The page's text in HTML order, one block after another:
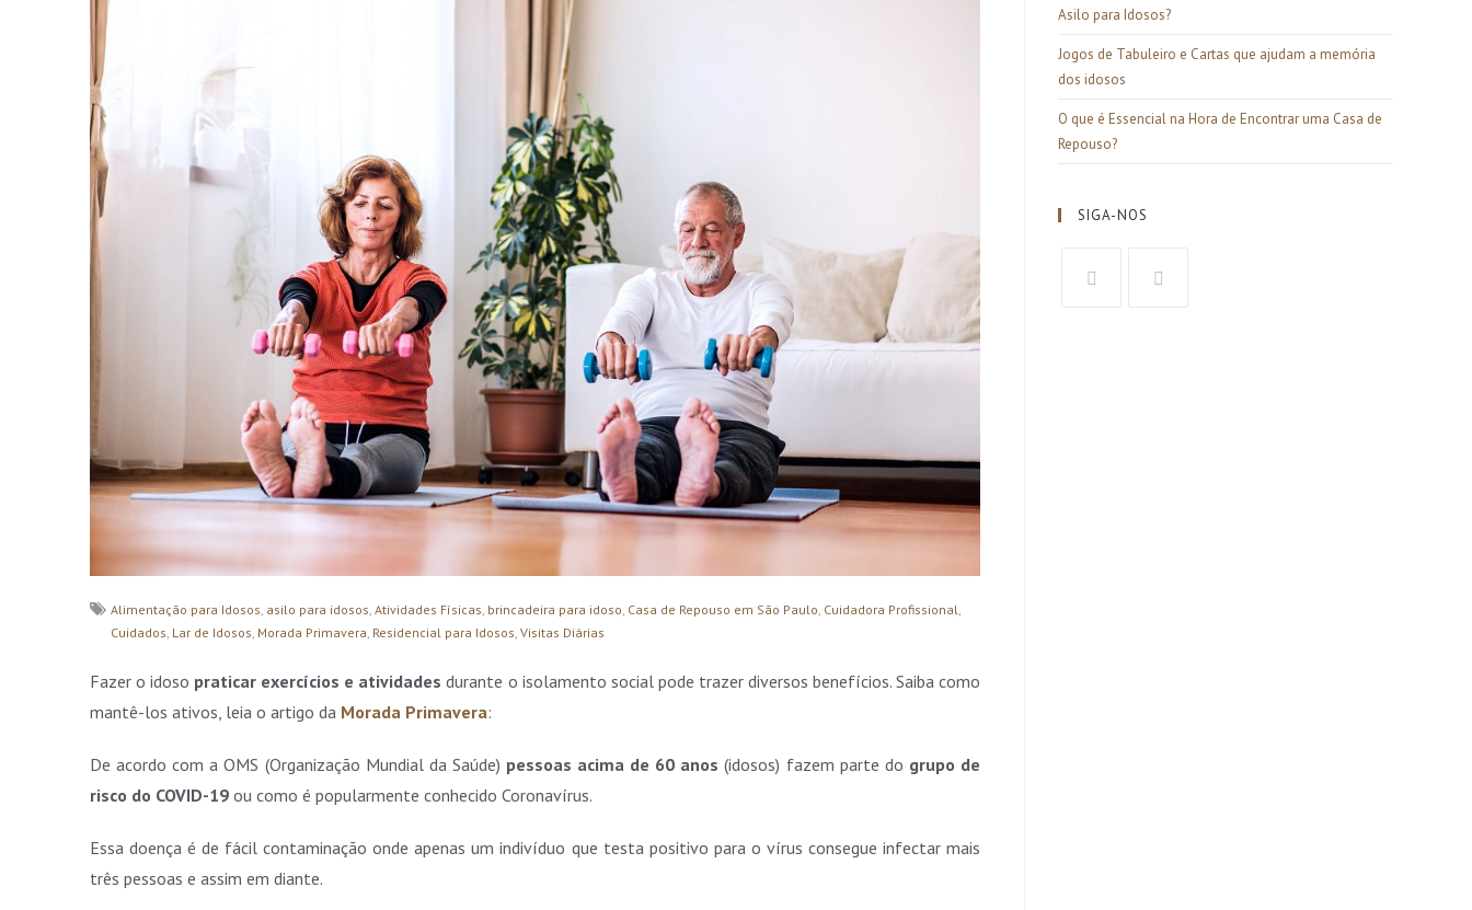
Alimentação para Idosos, asilo para idosos, Atividades Físicas, brincadeira para idoso, Casa de Repouso em São Paulo, Cuidadora Profissional,
Cuidados, Lar de Idosos, Morada Primavera, Residencial para Idosos, Visitas Diárias
Fazer o idoso praticar exercícios e atividades durante o isolamento social pode trazer diversos benefícios. Saiba como
mantê-los ativos, leia o artigo da Morada Primavera:
De acordo com a OMS (Organização Mundial da Saúde) pessoas acima de 60 anos (idosos) fazem parte do grupo de
risco do COVID-19 ou como é popularmente conhecido Coronavírus.
Essa doença é de fácil contaminação onde apenas um indivíduo que testa positivo para o vírus consegue infectar mais
três pessoas e assim em diante.
Asilo para Idosos?
Jogos de Tabuleiro e Cartas que ajudam a memória
dos idosos
O que é Essencial na Hora de Encontrar uma Casa de
Repouso?
SIGA-NOS